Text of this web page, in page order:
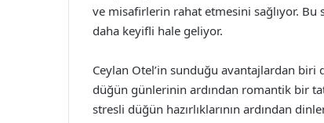
ve misafirlerin rahat etmesini sağlıyor. Bu
daha keyifli hale geliyor.
Ceylan Otel’in sunduğu avantajlardan biri
düğün günlerinin ardından romantik bir
stresli düğün hazırlıklarının ardından